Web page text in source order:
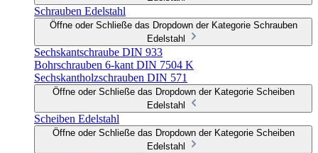
Schrauben Edelstahl
Öffne oder Schließe das Dropdown der Kategorie Schrauben
Edelstahl
Sechskantschraube DIN 933
Bohrschrauben 6-kant DIN 7504 K
Sechskantholzschrauben DIN 571
Öffne oder Schließe das Dropdown der Kategorie Scheiben
Edelstahl
Scheiben Edelstahl
Öffne oder Schließe das Dropdown der Kategorie Scheiben
Edelstahl